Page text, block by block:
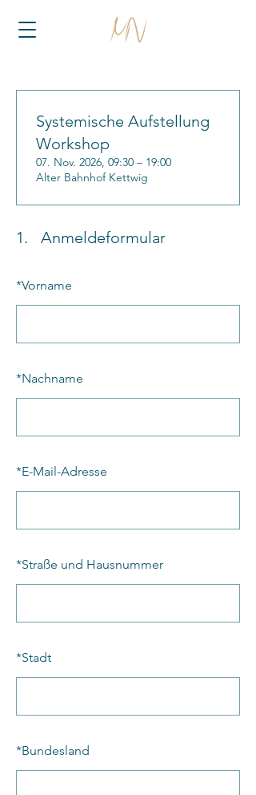
1. Anmeldeformular
*Vorname
*Nachname
*E-Mail-Adresse
*Straße und Hausnummer
*Stadt
*Bundesland
Systemische Aufstellung
Workshop
07. Nov. 2026, 09:30 – 19:00
Alter Bahnhof Kettwig